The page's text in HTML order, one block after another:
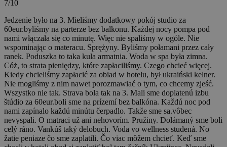
7/10
Jedzenie było na 3. Mieliśmy dodatkowy pokój studio za
60eur.byliśmy na parterze bez balkonu. Każdej nocy pompa pod
nami włączała się co minutę. Więc nie spaliśmy w ogóle. Nie
wspominając o materacu. Sprężyny. Byliśmy połamani przez cały
ranek. Poduszka to taka kula armatnia. Woda w spa była zimna.
Cóż, to strata pieniędzy, które zapłaciliśmy. Czego chcieć więcej.
Kiedy chcieliśmy zapłacić za obiad w hotelu, był ukraiński kelner.
Nie mogliśmy z nim nawet porozmawiać o tym, co chcemy zjeść.
Wszystko nie tak. Strava bola tak na 3. Mali sme doplatenú izbu
štúdio za 60eur.boli sme na prízemí bez balkóna. Každú noc pod
nami zapínalo každú minútu čerpadlo. Takže sme sa.vôbec
nevyspali. O matraci už ani nehovorím. Pružiny. Dolámaný sme boli
celý ráno. Vankúš taký delobuch. Voda vo wellness studená. No
žatie peniaze čo sme zaplatili. Čo viac môžem chcieť. Keď sme